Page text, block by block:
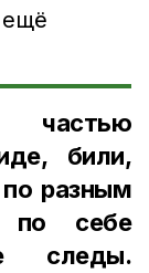
ещё
частью
били,
разным
по себе
следы.